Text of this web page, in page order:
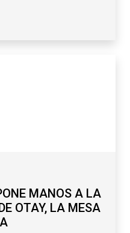
MANOS A LA
OTAY, LA MESA